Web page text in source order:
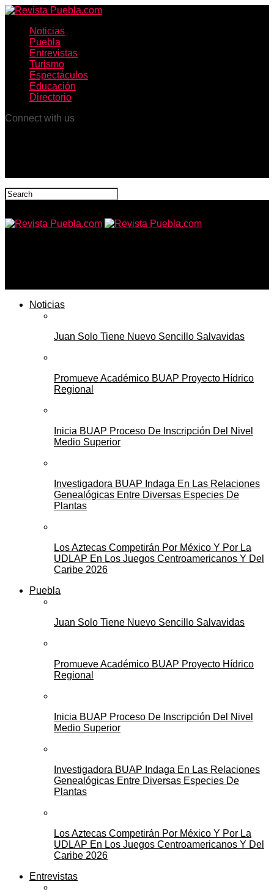
Noticias
Puebla
Entrevistas
Turismo
Espectáculos
Educación
Directorio
Connect with us
Noticias
Juan Solo Tiene Nuevo Sencillo Salvavidas
Promueve Académico BUAP Proyecto Hídrico
Regional
Inicia BUAP Proceso De Inscripción Del Nivel
Medio Superior
Investigadora BUAP Indaga En Las Relaciones
Genealógicas Entre Diversas Especies De
Plantas
Los Aztecas Competirán Por México Y Por La
UDLAP En Los Juegos Centroamericanos Y Del
Caribe 2026
Puebla
Juan Solo Tiene Nuevo Sencillo Salvavidas
Promueve Académico BUAP Proyecto Hídrico
Regional
Inicia BUAP Proceso De Inscripción Del Nivel
Medio Superior
Investigadora BUAP Indaga En Las Relaciones
Genealógicas Entre Diversas Especies De
Plantas
Los Aztecas Competirán Por México Y Por La
UDLAP En Los Juegos Centroamericanos Y Del
Caribe 2026
Entrevistas